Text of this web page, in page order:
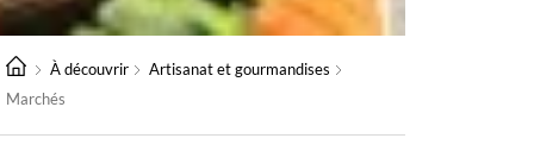
À découvrir
Artisanat et gourmandises
Marchés